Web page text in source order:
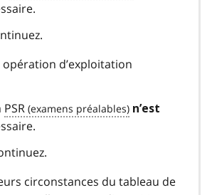
opération d’exploitation
PSR
n’est
circonstances du tableau de